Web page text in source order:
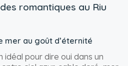
romantiques au Riu
mer au goût d’éternité
idéal pour dire oui dans un